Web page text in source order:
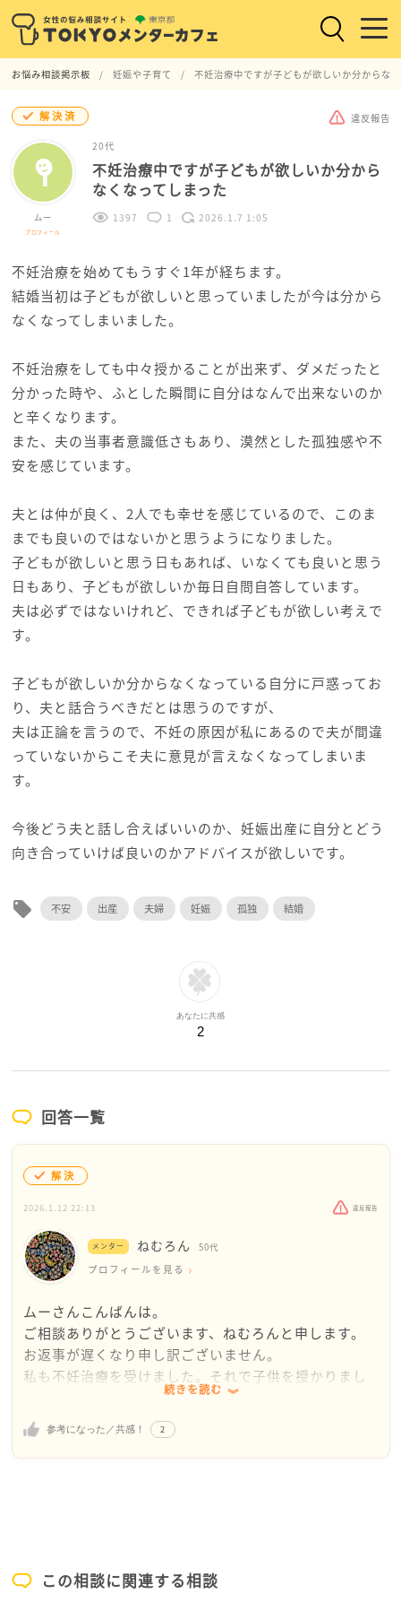
お悩み相談掲示板 妊娠や子育て 不妊治療中ですが子どもが欲しいか分からな
解決済 違反報告
ムー
プロフィール
20代
不妊治療中ですが子どもが欲しいか分から
なくなってしまった
1397 1 2026.1.7 1:05
不妊治療を始めてもうすぐ1年が経ちます。
結婚当初は子どもが欲しいと思っていましたが今は分から
なくなってしまいました。
不妊治療をしても中々授かることが出来ず、ダメだったと
分かった時や、ふとした瞬間に自分はなんで出来ないのか
と辛くなります。
また、夫の当事者意識低さもあり、漠然とした孤独感や不
安を感じています。
夫とは仲が良く、2人でも幸せを感じているので、このま
までも良いのではないかと思うようになりました。
子どもが欲しいと思う日もあれば、いなくても良いと思う
日もあり、子どもが欲しいか毎日自問自答しています。
夫は必ずではないけれど、できれば子どもが欲しい考えで
す。
子どもが欲しいか分からなくなっている自分に戸惑ってお
り、夫と話合うべきだとは思うのですが、
夫は正論を言うので、不妊の原因が私にあるので夫が間違
っていないからこそ夫に意見が言えなくなってしまいま
す。
今後どう夫と話し合えばいいのか、妊娠出産に自分とどう
向き合っていけば良いのかアドバイスが欲しいです。
local_offer 不安 出産 夫婦 妊娠 孤独 結婚
あなたに共感
2
回答一覧
解決
2026.1.12 22:13 違反報告
メンター ねむろん 50代
プロフィールを見る
ムーさんこんばんは。
ご相談ありがとうございます、ねむろんと申します。
お返事が遅くなり申し訳ございません。
私も不妊治療を受けました。それで子供を授かりまし
私は元よりあまり子供が欲しいわけではありませんで
した。治療を受ける気になったのは、自分が母になり
たいというよりも、主人に父親になった欲しかったと
る事になります。
時間もお金も、子供にかかるわけですものね。
続きを読む
参考になった／共感！ 2
この相談に関連する相談